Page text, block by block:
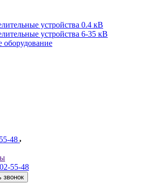
устройства 0.4 кВ
устройства 6-35 кВ
48
55-48
звонок